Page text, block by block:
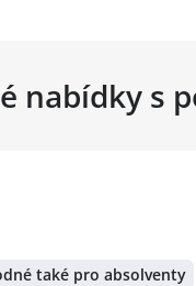
nabídky s
také pro absolventy